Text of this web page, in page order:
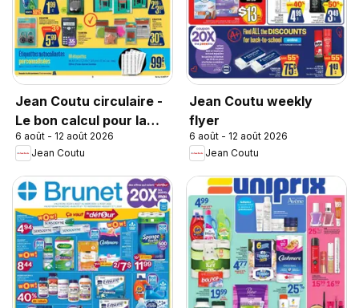
Jean Coutu circulaire -
Le bon calcul pour la
rentrée
6 août - 12 août 2026
Jean Coutu
Jean Coutu weekly
flyer
6 août - 12 août 2026
Jean Coutu